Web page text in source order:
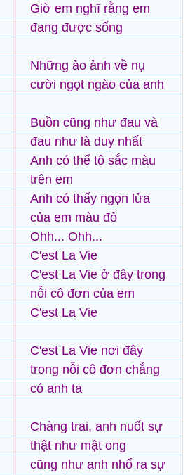
Giờ em nghĩ rằng em
đang được sống
Những ảo ảnh về nụ
cười ngọt ngào của anh
Buồn cũng như đau và
đau như là duy nhất
Anh có thể tô sắc màu
trên em
Anh có thấy ngọn lửa
của em màu đỏ
Ohh... Ohh...
C'est La Vie
C'est La Vie ở đây trong
nỗi cô đơn của em
C'est La Vie
C'est La Vie nơi đây
trong nỗi cô đơn chẳng
có anh ta
Chàng trai, anh nuốt sự
thật như mật ong
cũng như anh nhổ ra sự